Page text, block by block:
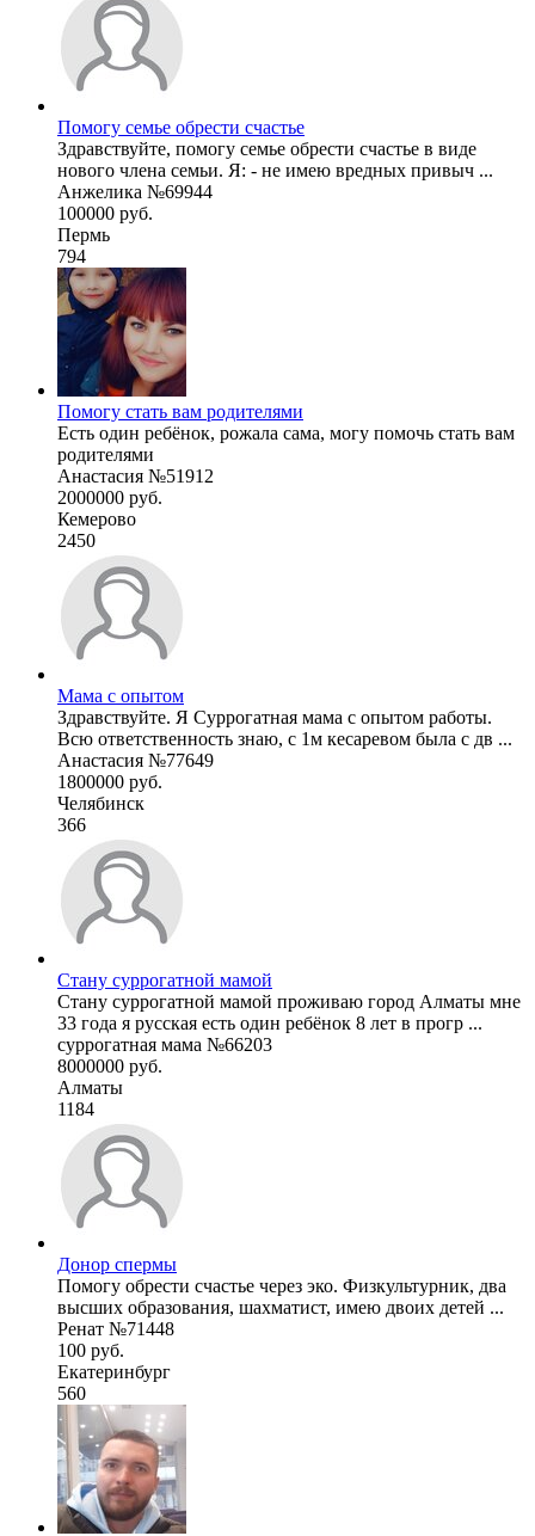
Помогу семье обрести счастье
Здравствуйте, помогу семье обрести счастье в виде
нового члена семьи. Я: - не имею вредных привыч ...
Анжелика №69944
100000 руб.
Пермь
794
Помогу стать вам родителями
Есть один ребёнок, рожала сама, могу помочь стать вам
родителями
Анастасия №51912
2000000 руб.
Кемерово
2450
Мама с опытом
Здравствуйте. Я Суррогатная мама с опытом работы.
Всю ответственность знаю, с 1м кесаревом была с дв ...
Анастасия №77649
1800000 руб.
Челябинск
366
Стану суррогатной мамой
Стану суррогатной мамой проживаю город Алматы мне
33 года я русская есть один ребёнок 8 лет в прогр ...
суррогатная мама №66203
8000000 руб.
Алматы
1184
Донор спермы
Помогу обрести счастье через эко. Физкультурник, два
высших образования, шахматист, имею двоих детей ...
Ренат №71448
100 руб.
Екатеринбург
560